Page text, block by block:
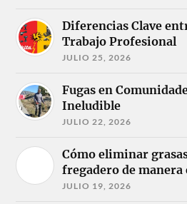
Diferencias Clave
Trabajo Profesional
JULIO 25, 2026
Fugas en
Ineludible
JULIO 22, 2026
Cómo eliminar
fregadero de manera
JULIO 19, 2026